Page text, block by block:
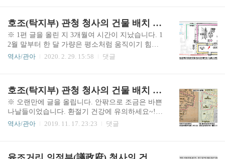
시 방향을 향하고 있는 것과 비교할 때, 호조 청사..
가 가지고 있었다. 감영의 정청(政廳)을 선화당(宣
化堂)이라 하였는데, 이 명칭은 팔도(八道)의 모든
감영이 동일했다. 경기도의 행정을 맡고 있던 경기
감영(京畿監營)의 선화당 건물에 관해서는 2018년
년경 모습에 관한 짧은 이야기이다. 위 사진은 대한
제국 주재..
호조(탁지부) 관청 청사의 건물 배치 및 변천에 관한 소고(小考) - 2편
※ 1편 글을 올린 지 3개월여 시간이 지났습니다. 1
2월 말부터 한 달 가량은 평소처럼 움직이기 힘들
었고, 그 이후로도 글 작성을 차일피일 미루다 보니
의 최초 생성 날짜를 살펴보니 2018년 7월이었습니
다. 글을 써나가는 동시에 이미지를 만드는 것이 아
니라, 대략 머릿속으로 어떻게 써야겠다고 생각한
상태에서 이미지를 먼저 제작하는 방식을 취하다
역사/관아 2020. 2. 29. 15:58 댓글
호조(탁지부) 관청 청사의 건물 배치 및 변천에 관한 소고(小考) - 1편
※ 오랜만에 글을 올립니다. 안팎으로 조금은 바쁜
나날들이었습니다. 환절기 건강에 유의하세요~!!
※ 작년 6월에 블로그 운영을 재개하고 지금까지
역사/관아 2019. 11. 17. 23:23 댓글